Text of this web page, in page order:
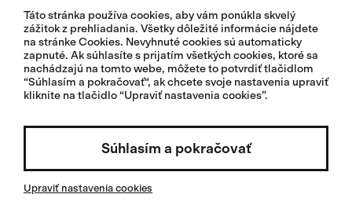
Vybrať krajinu / Slovenčina
Invested by:
© 2026 Isadoreapparel – Všetky práva vyhradené
Táto stránka používa cookies, aby vám ponúkla skvelý
zážitok z prehliadania. Všetky dôležité informácie nájdete
na stránke Cookies. Nevyhnuté cookies sú automaticky
zapnuté. Ak súhlasíte s prijatím všetkých cookies, ktoré sa
nachádzajú na tomto webe, môžete to potvrdiť tlačidlom
“Súhlasím a pokračovať“, ak chcete svoje nastavenia upraviť
kliknite na tlačidlo “Upraviť nastavenia cookies”.
Súhlasím a pokračovať
Upraviť nastavenia cookies